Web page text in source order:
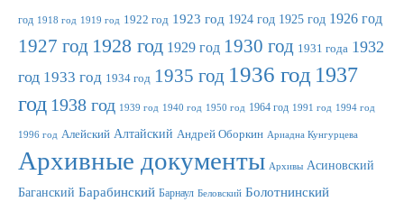
год 1918 год 1919 год 1922 год 1923 год 1924 год 1925 год 1926 год
1927 год 1928 год 1929 год 1930 год 1931 года 1932
год 1933 год 1934 год 1935 год 1936 год 1937
год 1938 год 1939 год 1940 год 1950 год 1964 год 1991 год 1994 год
1996 год Алейский Алтайский Андрей Оборкин Ариадна Кунгурцева
Архивные документы Архивы Асиновский
Баганский Барабинский Барнаул Беловский Болотнинский